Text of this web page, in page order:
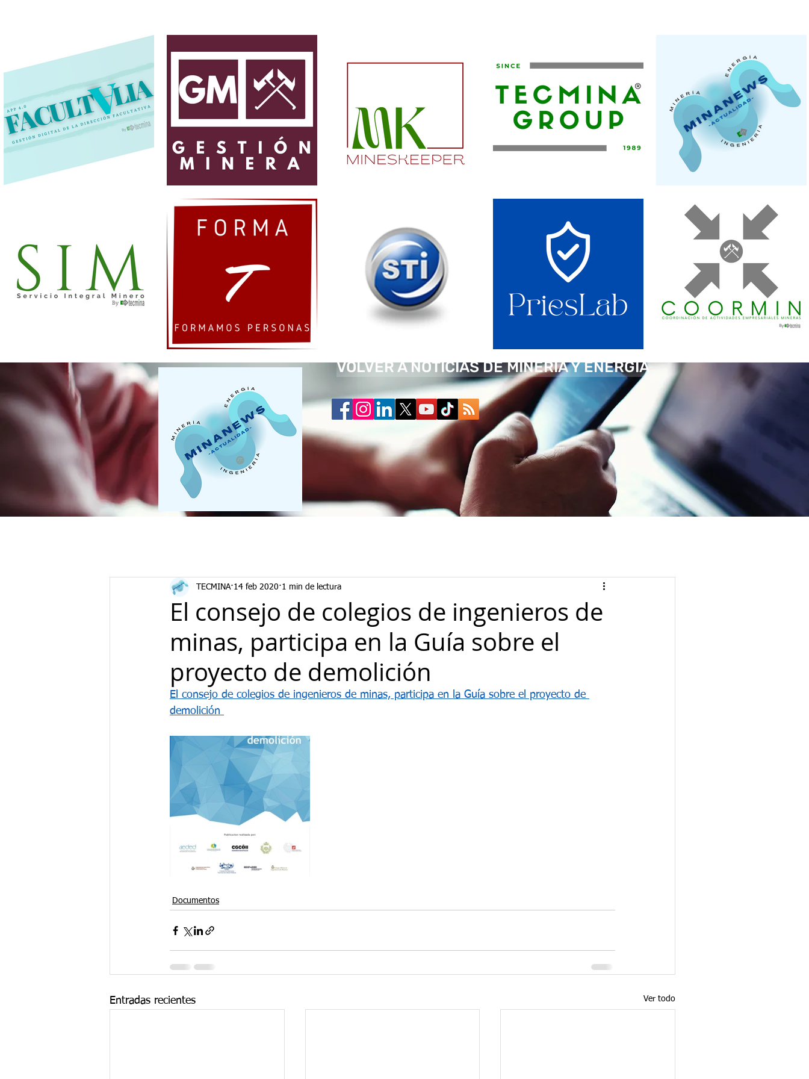
VOLVER A NOTICIAS DE MINERÍA Y ENERGÍA
El consejo de colegios de ingenieros de
minas, participa en la Guía sobre el
proyecto de demolición
TECMINA 14 feb 2020 1 min de lectura
El consejo de colegios de ingenieros de minas, participa en la Guía sobre el proyecto de
demolición
Documentos
Entradas recientes Ver todo